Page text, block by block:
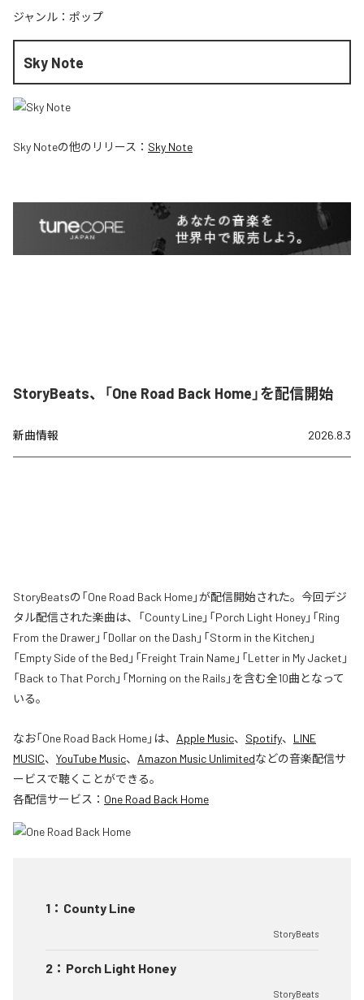
ジャンル： ポップ
Sky Note
Sky Noteの他のリリース： Sky Note
StoryBeats、「One Road Back Home」を配信開始
新曲情報 2026.8.3
StoryBeatsの「One Road Back Home」が配信開始された。今回デジ
タル配信された楽曲は、「County Line」「Porch Light Honey」「Ring
From the Drawer」「Dollar on the Dash」「Storm in the Kitchen」
「Empty Side of the Bed」「Freight Train Name」「Letter in My Jacket」
「Back to That Porch」「Morning on the Rails」を含む全10曲となって
いる。
なお「One Road Back Home」は、 Apple Music、 Spotify、 LINE
MUSIC、 YouTube Music、 Amazon Music Unlimitedなどの音楽配信サ
ービスで聴くことができる。
各配信サービス： One Road Back Home
1 ： County Line
StoryBeats
2 ： Porch Light Honey
StoryBeats